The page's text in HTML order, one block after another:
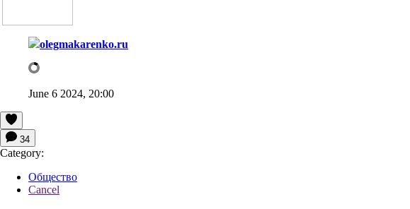
olegmakarenko.ru
June 6 2024, 20:00
34
Category:
Общество
Cancel